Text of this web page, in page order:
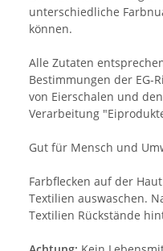
unterschiedliche
können.
Alle Zutaten
Bestimmungen der EG-
von Eierschalen und
Verarbeitung
Gut für Mensch und
Farbflecken auf der
Textilien auswaschen.
Textilien Rückstände